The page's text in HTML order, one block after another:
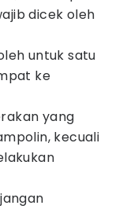
dicek oleh
untuk satu
ke
yang
kecuali